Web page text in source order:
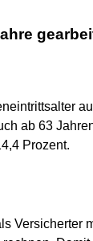
ab 63
Prozent.
Versicherter